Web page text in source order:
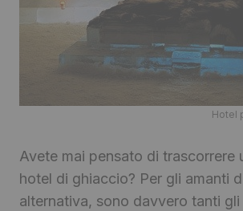
Hotel
Avete mai pensato di trascorrere
hotel di ghiaccio? Per gli amanti
alternativa, sono davvero tanti gli